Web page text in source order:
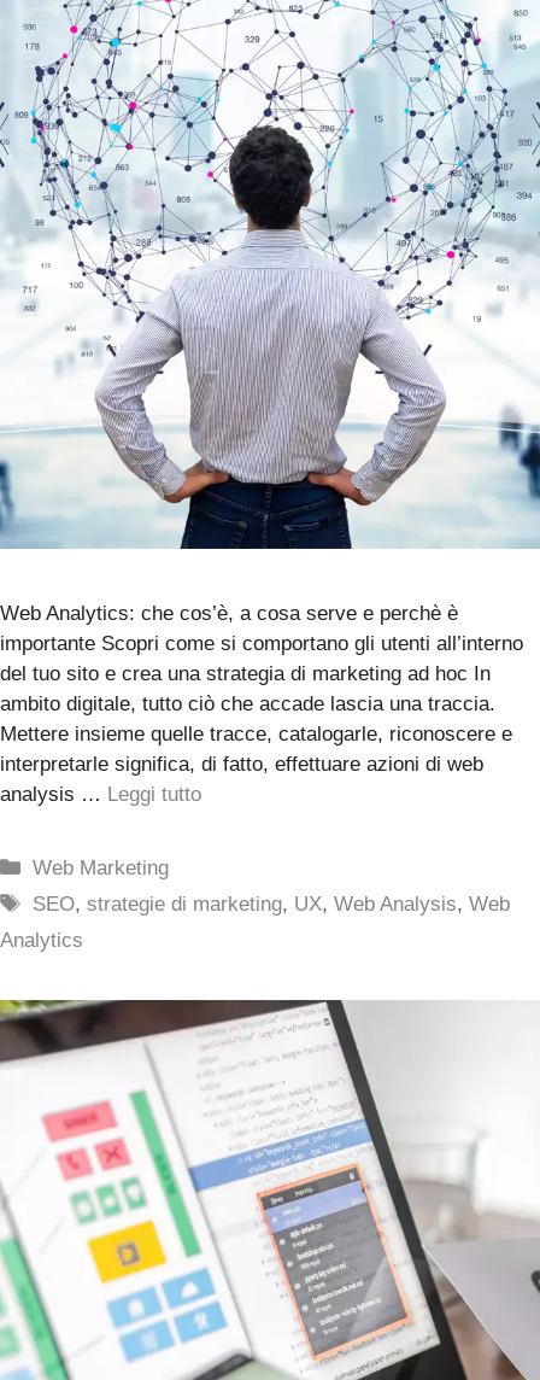
Web Analytics: che cos’è, a cosa serve e perchè è
importante Scopri come si comportano gli utenti all’interno
del tuo sito e crea una strategia di marketing ad hoc In
ambito digitale, tutto ciò che accade lascia una traccia.
Mettere insieme quelle tracce, catalogarle, riconoscere e
interpretarle significa, di fatto, effettuare azioni di web
analysis … Leggi tutto
Categorie
Web Marketing
Tag
SEO,strategie di marketing, UX,Web Analysis,Web
Analytics